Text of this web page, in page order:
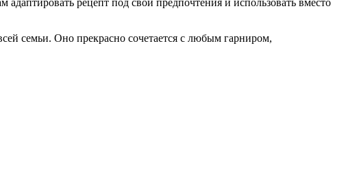
семьи. Оно прекрасно сочетается с любым гарниром,